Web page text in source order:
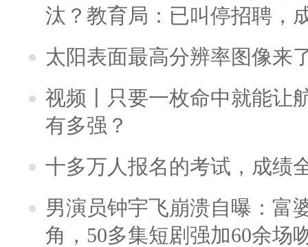
汰？教育局：已叫停招聘，
太阳表面最高分辨率图像来
视频丨只要一枚命中就能让
有多强？
十多万人报名的考试，成绩
男演员钟宇飞崩溃自曝：富
角，50多集短剧强加60余场